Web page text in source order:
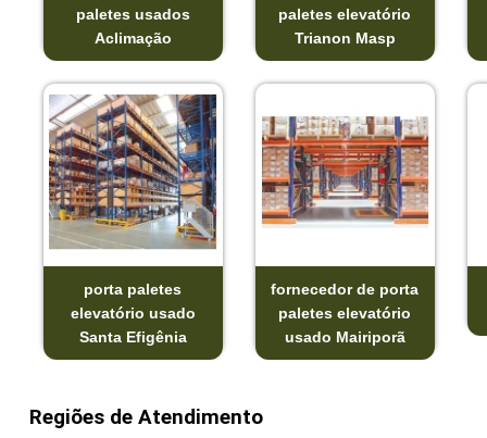
paletes usados
Aclimação
paletes elevatório
Trianon Masp
porta paletes
elevatório usado
Santa Efigênia
fornecedor de porta
paletes elevatório
usado Mairiporã
Regiões de Atendimento